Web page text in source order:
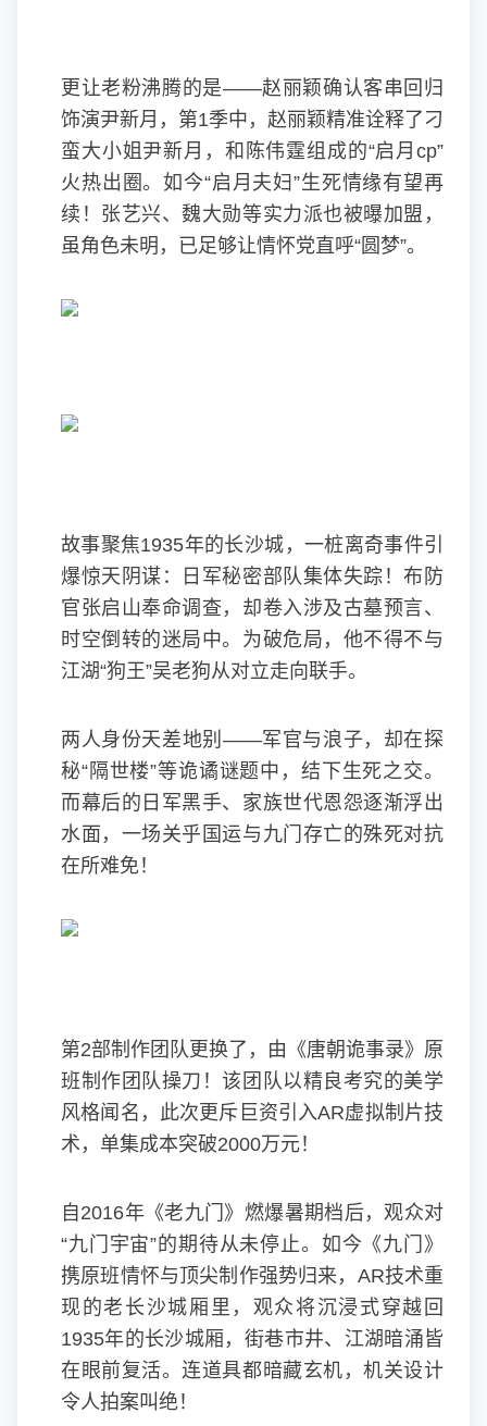
更让老粉沸腾的是——赵丽颖确认客串回归
饰演尹新月，第1季中，赵丽颖精准诠释了刁
蛮大小姐尹新月，和陈伟霆组成的“启月cp”
火热出圈。如今“启月夫妇”生死情缘有望再
续！张艺兴、魏大勋等实力派也被曝加盟，
虽角色未明，已足够让情怀党直呼“圆梦”。
故事聚焦1935年的长沙城，一桩离奇事件引
爆惊天阴谋：日军秘密部队集体失踪！布防
官张启山奉命调查，却卷入涉及古墓预言、
时空倒转的迷局中。为破危局，他不得不与
江湖“狗王”吴老狗从对立走向联手。
两人身份天差地别——军官与浪子，却在探
秘“隔世楼”等诡谲谜题中，结下生死之交。
而幕后的日军黑手、家族世代恩怨逐渐浮出
水面，一场关乎国运与九门存亡的殊死对抗
在所难免！
第2部制作团队更换了，由《唐朝诡事录》原
班制作团队操刀！该团队以精良考究的美学
风格闻名，此次更斥巨资引入AR虚拟制片技
术，单集成本突破2000万元！
自2016年《老九门》燃爆暑期档后，观众对
“九门宇宙”的期待从未停止。如今《九门》
携原班情怀与顶尖制作强势归来，AR技术重
现的老长沙城厢里，观众将沉浸式穿越回
1935年的长沙城厢，街巷市井、江湖暗涌皆
在眼前复活。连道具都暗藏玄机，机关设计
令人拍案叫绝！